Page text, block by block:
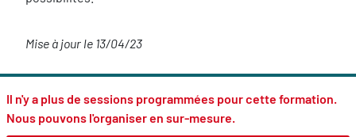
Mise à jour le 13/04/23
Il n'y a plus de sessions programmées pour cette formation.
Nous pouvons l'organiser en sur-mesure.